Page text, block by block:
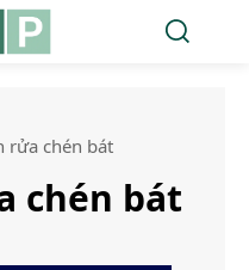
rửa chén bát
chén bát